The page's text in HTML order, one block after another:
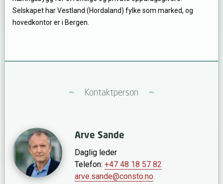
Selskapet har Vestland (Hordaland) fylke som marked, og
hovedkontor er i Bergen.
Kontaktperson
Arve Sande
Daglig leder
Telefon: +47 48 18 57 82
arve.sande@consto.no